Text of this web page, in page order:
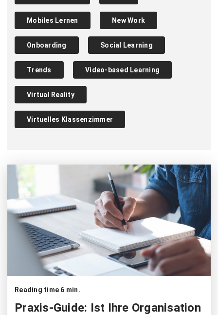
Mobiles Lernen New Work
Onboarding Social Learning
Trends Video-based Learning
Virtual Reality
Virtuelles Klassenzimmer
Reading time 6 min.
Praxis-Guide: Ist Ihre Organisation